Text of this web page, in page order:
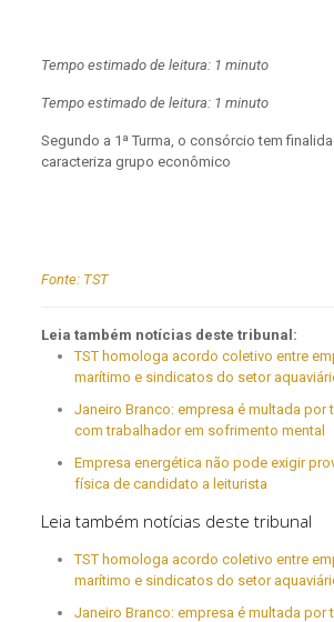
Tempo estimado de leitura: 1 minuto
Tempo estimado de leitura: 1 minuto
Segundo a 1ª Turma, o consórcio tem
caracteriza grupo econômico
Fonte: TST
Leia também notícias deste tribunal:
TST homologa acordo coletivo entre
marítimo e sindicatos do setor
Janeiro Branco: empresa é multada por
com trabalhador em sofrimento mental
Empresa energética não pode exigir
física de candidato a leiturista
Leia também notícias deste tribunal
TST homologa acordo coletivo entre
marítimo e sindicatos do setor
Janeiro Branco: empresa é multada por